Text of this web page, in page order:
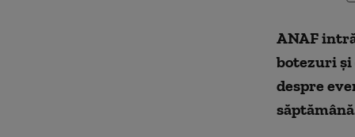
ANAF
botezuri
despre